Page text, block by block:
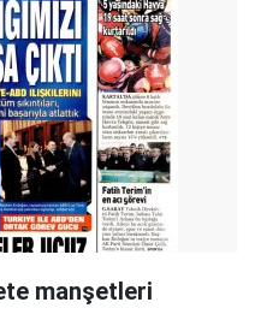
manşetleri